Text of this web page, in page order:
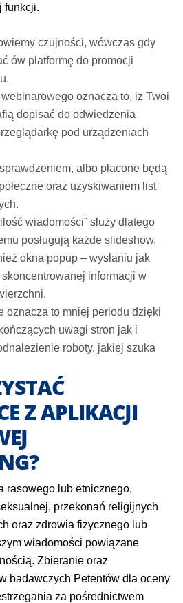
funkcji.
czujności, wówczas gdy
ów platformę do promocji
oznacza to, iż Twoi
dopisać do odwiedzenia
pod urządzeniach
albo płacone będą
oraz uzyskiwaniem list
wiadomości” służy dlatego
posługują każde slideshow,
okna popup – wysłaniu jak
informacji w
oznacza to mniej periodu dzięki
uwagi stron jak i
roboty, jakiej szuka
Z APLIKACJI
rasowego lub etnicznego,
przekonań religijnych
oraz zdrowia fizycznego lub
wiadomości powiązane
Zbieranie oraz
badawczych Petentów dla oceny
za pośrednictwem